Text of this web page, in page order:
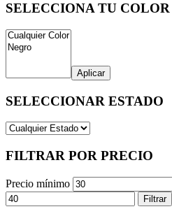
SELECCIONA TU COLOR
Aplicar
SELECCIONAR ESTADO
FILTRAR POR PRECIO
Precio mínimo
Filtrar